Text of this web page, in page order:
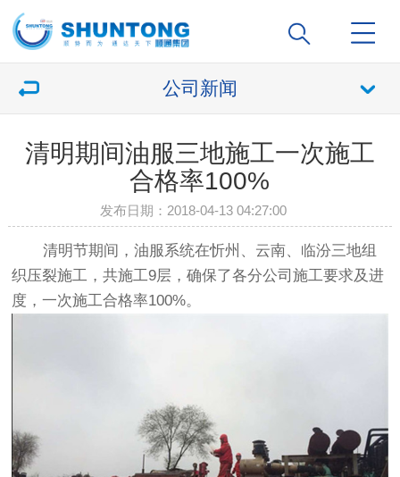
公司新闻
清明期间油服三地施工一次施工
合格率100%
发布日期：2018-04-13 04:27:00
清明节期间，油服系统在忻州、云南、临汾三地组
织压裂施工，共施工9层，确保了各分公司施工要求及进
度，一次施工合格率100%。